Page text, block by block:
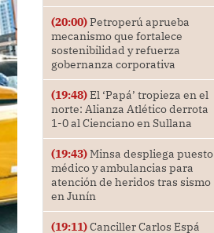
(20:00)Petroperú aprueba
mecanismo que fortalece
sostenibilidad y refuerza
gobernanza corporativa
(19:48)El ‘Papá’ tropieza en el
norte: Alianza Atlético derrota
1-0 al Cienciano en Sullana
(19:43)Minsa despliega puesto
médico y ambulancias para
atención de heridos tras sismo
en Junín
(19:11)Canciller Carlos Espá